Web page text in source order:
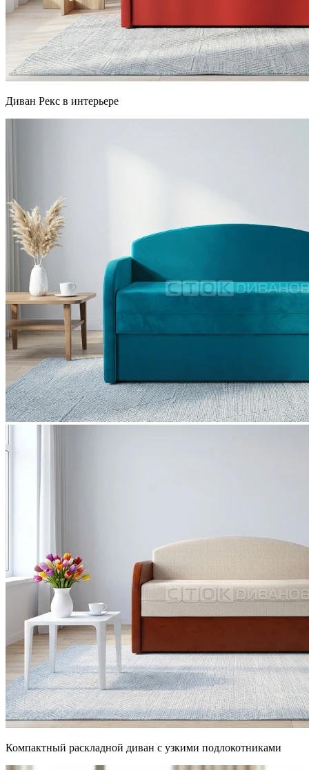
Диван Рекс в интерьере
Компактный раскладной диван с узкими подлокотниками